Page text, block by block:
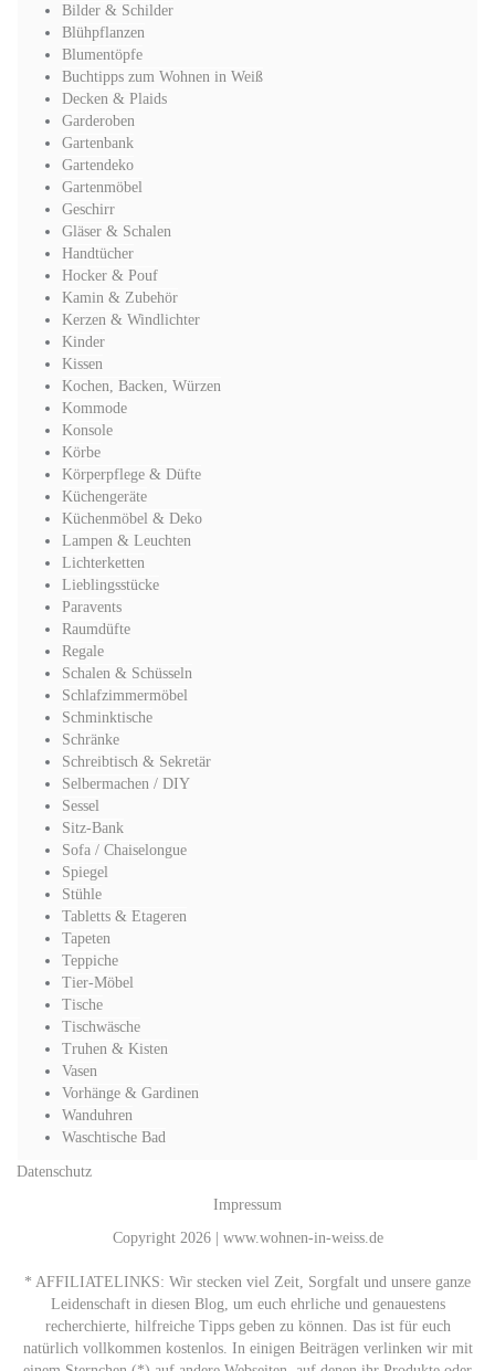
Bilder & Schilder
Blühpflanzen
Blumentöpfe
Buchtipps zum Wohnen in Weiß
Decken & Plaids
Garderoben
Gartenbank
Gartendeko
Gartenmöbel
Geschirr
Gläser & Schalen
Handtücher
Hocker & Pouf
Kamin & Zubehör
Kerzen & Windlichter
Kinder
Kissen
Kochen, Backen, Würzen
Kommode
Konsole
Körbe
Körperpflege & Düfte
Küchengeräte
Küchenmöbel & Deko
Lampen & Leuchten
Lichterketten
Lieblingsstücke
Paravents
Raumdüfte
Regale
Schalen & Schüsseln
Schlafzimmermöbel
Schminktische
Schränke
Schreibtisch & Sekretär
Selbermachen / DIY
Sessel
Sitz-Bank
Sofa / Chaiselongue
Spiegel
Stühle
Tabletts & Etageren
Tapeten
Teppiche
Tier-Möbel
Tische
Tischwäsche
Truhen & Kisten
Vasen
Vorhänge & Gardinen
Wanduhren
Waschtische Bad
Datenschutz
Impressum
Copyright 2026 | www.wohnen-in-weiss.de
* AFFILIATELINKS: Wir stecken viel Zeit, Sorgfalt und unsere ganze
Leidenschaft in diesen Blog, um euch ehrliche und genauestens
recherchierte, hilfreiche Tipps geben zu können. Das ist für euch
natürlich vollkommen kostenlos. In einigen Beiträgen verlinken wir mit